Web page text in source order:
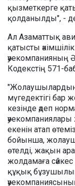
қызметкерге
қолданылды", -
Ал Азаматтық
қатысты
әуекомпанияның
Кодекстің 571-
"Жолаушылардың
мүгедектігі бар
кезінде әдеп
екенін атап
бойынша,
өтелді, жақын
жолдамаға
құқық